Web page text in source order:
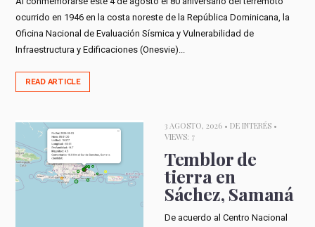
ocurrido en 1946 en la costa noreste de la República Dominicana, la
Oficina Nacional de Evaluación Sísmica y Vulnerabilidad de
Infraestructura y Edificaciones (Onesvie)...
READ ARTICLE
3 AGOSTO, 2026 • DE INTERÉS•
VIEWS: 7
Temblor de
tierra en
Sáchez, Samaná
De acuerdo al Centro Nacional